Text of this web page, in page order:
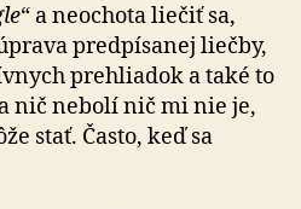
“ a neochota liečiť sa,
predpísanej liečby,
prehliadok a také to
nič nebolí nič mi nie je,
stať. Často, keď sa